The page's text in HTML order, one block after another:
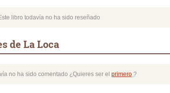
libro todavía no ha sido reseñado
de La Loca
no ha sido comentado ¿Quieres ser el primero?